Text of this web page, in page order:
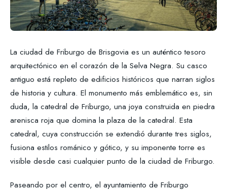
La ciudad de Friburgo de Brisgovia es un auténtico tesoro
arquitectónico en el corazón de la Selva Negra. Su casco
antiguo está repleto de edificios históricos que narran siglos
de historia y cultura. El monumento más emblemático es, sin
duda, la catedral de Friburgo, una joya construida en piedra
arenisca roja que domina la plaza de la catedral. Esta
catedral, cuya construcción se extendió durante tres siglos,
fusiona estilos románico y gótico, y su imponente torre es
visible desde casi cualquier punto de la ciudad de Friburgo.
Paseando por el centro, el ayuntamiento de Friburgo